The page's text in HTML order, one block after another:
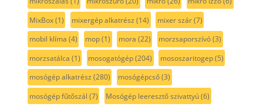
MixBox(1) mixergép alkatrész (14) mixer szár(7)
mobil klíma (4) mop(1) mora (22) morzsaporszívó(3)
morzsatálca (1) mosogatógép(204) mososzaritogep(5)
mosógép alkatrész (280) mosógépcső(3)
mosógép fűtőszál (7) Mosógép leeresztő szivattyú(6)